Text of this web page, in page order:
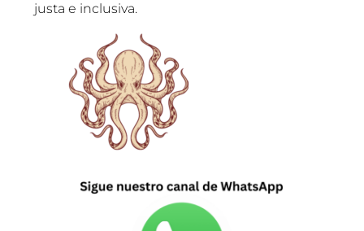
justa e inclusiva.